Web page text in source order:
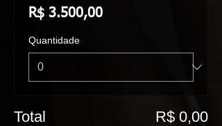
R$ 3.500,00
Quantidade
Total R$ 0,00